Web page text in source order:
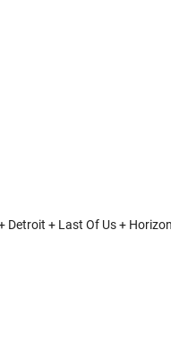
Detroit + Last Of Us +